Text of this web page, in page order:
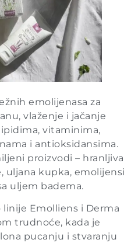
emolijenasa za
vlaženje i jačanje
vitaminima,
i antioksidansima.
proizvodi – hranljiva
uljana kupka, emolijensi
uljem badema.
Emolliens i Derma
trudnoće, kada je
pucanju i stvaranju